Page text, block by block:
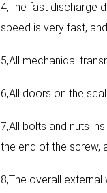
4,The fast discharge
speed is very fast,
5,All mechanical
6,All doors on the
7,All bolts and nuts
the end of the screw,
8,The overall